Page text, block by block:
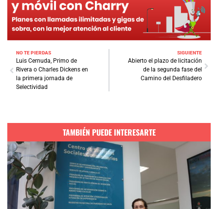
NO TE PIERDAS
Luis Cernuda, Primo de
Rivera o Charles Dickens en
la primera jornada de
Selectividad
SIGUIENTE
Abierto el plazo de licitación
de la segunda fase del
Camino del Desfiladero
TAMBIÉN PUEDE INTERESARTE